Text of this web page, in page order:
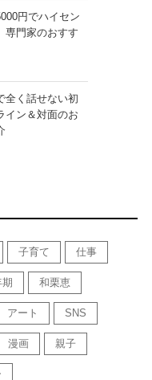
円でハイセン
門家のおすす
全く話せない初
ン＆対面のお
子育て 仕事
期 和栗恵
アート SNS
漫画 親子